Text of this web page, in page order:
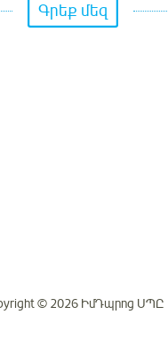
Գրեք մեզ
© 2026 ԻմԴպրոց ՍՊԸ